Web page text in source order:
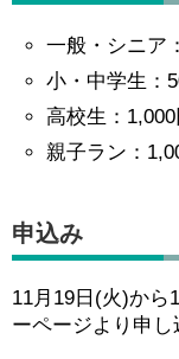
一般・シニア
小・中学生：
高校生：1,000
親子ラン：
申込み
11月19日(火)から
ーページより申し